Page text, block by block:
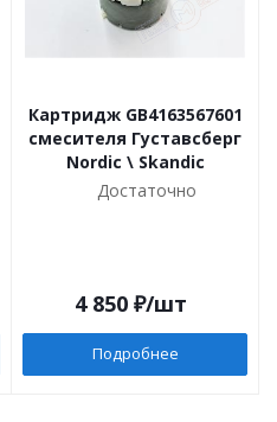
Картридж GB4163567601
смесителя Густавсберг
Nordic \ Skandic
Достаточно
4 850 ₽/шт
Подробнее